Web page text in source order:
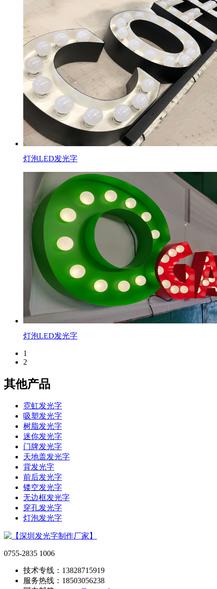
灯泡LED发光字
灯泡LED发光字
1
2
其他产品
霓虹发光字
吸塑发光字
树脂发光字
迷你发光字
门牌发光字
天地盖发光字
背发光字
前后发光字
镂空发光字
无边框发光字
穿孔发光字
灯泡发光字
0755-2835 1006
技术专线：13828715919
服务热线：18503056238